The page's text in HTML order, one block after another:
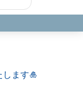
ます🎍